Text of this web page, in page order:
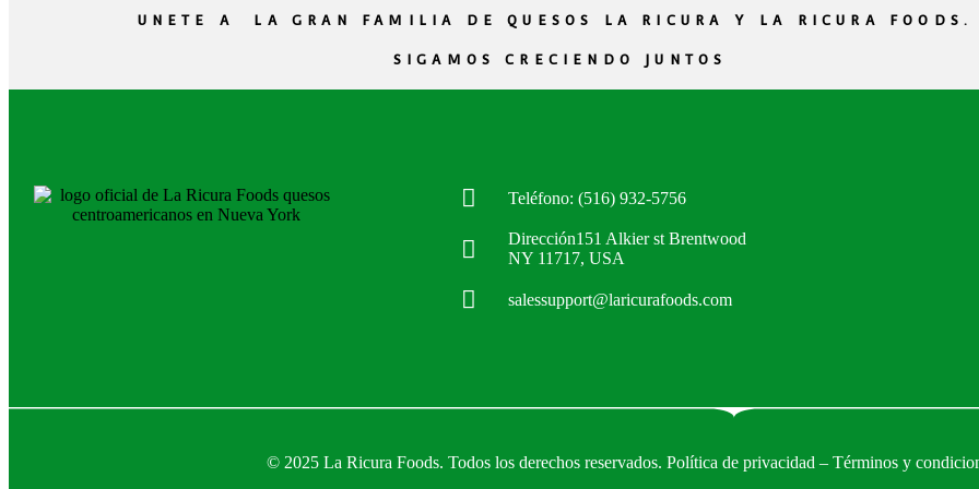
UNETE A LA GRAN FAMILIA DE QUESOS LA RICURA Y LA RICURA FOODS.
SIGAMOS CRECIENDO JUNTOS
Teléfono: (516) 932-5756
Dirección151 Alkier st Brentwood
NY 11717, USA
salessupport@laricurafoods.com
© 2025 La Ricura Foods. Todos los derechos reservados. Política de privacidad – Términos y